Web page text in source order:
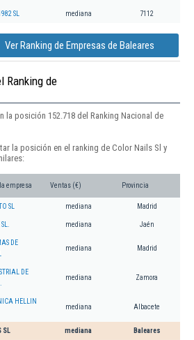
SL mediana 7112
Ver Ranking de Empresas de Baleares
Ranking de
la posición 152.718 del Ranking Nacional de
la posición en el ranking de Color Nails Sl y
empresa Ventas (€) Provincia
SL mediana Madrid
mediana Jaén
DE
mediana Madrid
DE
mediana Zamora
HELLIN
mediana Albacete
SL mediana Baleares